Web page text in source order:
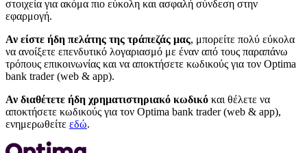
στοιχεία για ακόμα πιο εύκολη και ασφαλή σύνδεση στην
εφαρμογή.
Αν είστε ήδη πελάτης της τράπεζάς μας, μπορείτε πολύ εύκολα
να ανοίξετε επενδυτικό λογαριασμό με έναν από τους παραπάνω
τρόπους επικοινωνίας και να αποκτήσετε κωδικούς για τον Optima
bank trader (web & app).
Αν διαθέτετε ήδη χρηματιστηριακό κωδικό και θέλετε να
αποκτήσετε κωδικούς για τον Optima bank trader (web & app),
ενημερωθείτε εδώ.